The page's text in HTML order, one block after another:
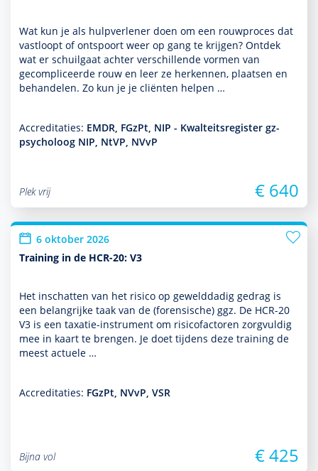
Wat kun je als hulp­ver­le­ner doen om een rouwproces dat
vastloopt of ontspoort weer op gang te krijgen? Ontdek
wat er schuilgaat achter ver­schil­lende vormen van
gecompliceerde rouw en leer ze herkennen, plaatsen en
behan­delen. Zo kun je je cliënten helpen …
Accreditaties: EMDR, FGzPt, NIP - Kwalteitsregister gz-
psycholoog NIP, NtVP, NVvP
Plek vrij € 640
6 oktober 2026
Training in de HCR-20: V3
Het inschatten van het risico op gewelddadig gedrag is
een belang­rijke taak van de (foren­sische) ggz. De HCR-20
V3 is een taxatie-instrument om risicofactoren zorgvuldig
mee in kaart te brengen. Je doet tijdens deze training de
meest actuele …
Accreditaties: FGzPt, NVvP, VSR
Bijna vol € 425